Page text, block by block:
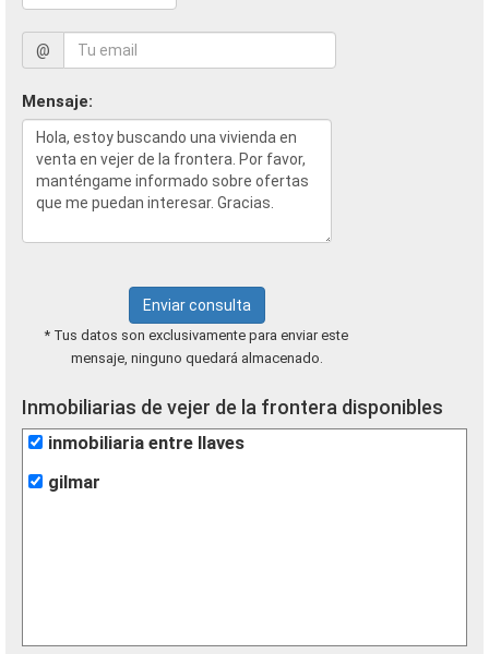
@
Mensaje:
Enviar consulta
* Tus datos son exclusivamente para enviar este
mensaje, ninguno quedará almacenado.
Inmobiliarias de vejer de la frontera disponibles
inmobiliaria entre llaves
gilmar